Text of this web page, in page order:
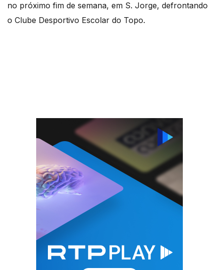
no próximo fim de semana, em S. Jorge, defrontando
o Clube Desportivo Escolar do Topo.